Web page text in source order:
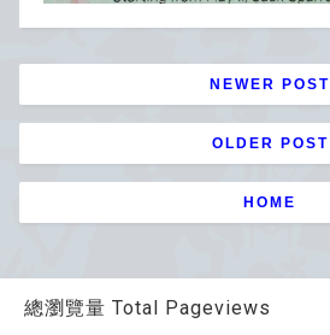
NEWER POST
OLDER POST
HOME
總瀏覽量 Total Pageviews